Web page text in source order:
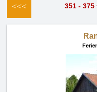
<<< 351 -